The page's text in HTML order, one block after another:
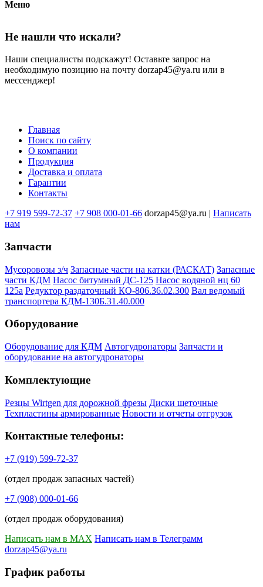
Меню
Не нашли что искали?
Наши специалисты подскажут! Оставьте запрос на
необходимую позицию на почту dorzap45@ya.ru или в
мессенджер!
Меню
подвале
Главная
Поиск по сайту
О компании
Продукция
Доставка и оплата
Гарантии
Контакты
+7 919 599-72-37 +7 908 000-01-66 dorzap45@ya.ru | Написать
нам
Запчасти
Мусоровозы з/ч Запасные части на катки (РАСКАТ) Запасные
части КДМ Насос битумный ДС-125 Насос водяной нц 60
125а Редуктор раздаточный КО-806.36.02.300 Вал ведомый
транспортера КДМ-130Б.31.40.000
Оборудование
Оборудование для КДМ Автогудронаторы Запчасти и
оборудование на автогудронаторы
Комплектующие
Резцы Wirtgen для дорожной фрезы Диски щеточные
Техпластины армированные Новости и отчеты отгрузок
Контактные телефоны:
+7 (919) 599-72-37
(отдел продаж запасных частей)
+7 (908) 000-01-66
(отдел продаж оборудования)
Написать нам в MAX Написать нам в Телеграмм
dorzap45@ya.ru
График работы